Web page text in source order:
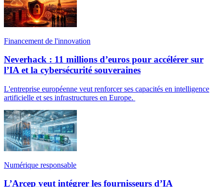
Financement de l'innovation
Neverhack : 11 millions d’euros pour accélérer sur
l’IA et la cybersécurité souveraines
L'entreprise européenne veut renforcer ses capacités en intelligence
artificielle et ses infrastructures en Europe.
Numérique responsable
L’Arcep veut intégrer les fournisseurs d’IA